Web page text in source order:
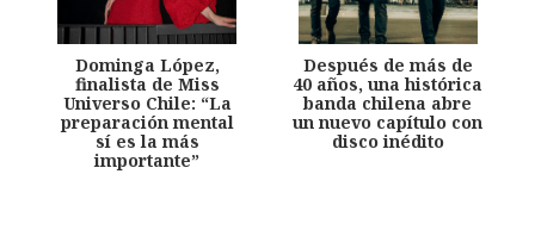
Dominga López,
finalista de Miss
Universo Chile: “La
preparación mental
sí es la más
importante”
Después de más de
40 años, una histórica
banda chilena abre
un nuevo capítulo con
disco inédito